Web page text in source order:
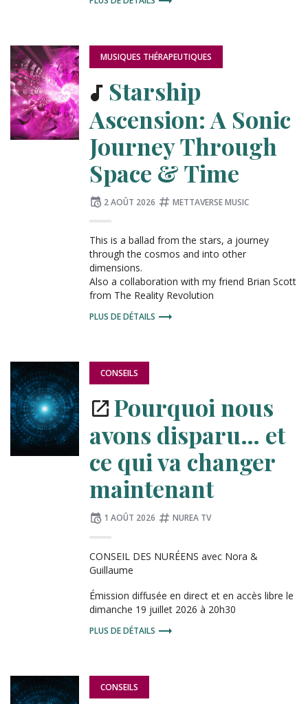
PUBLIÉ
DANS
MUSIQUES THÉRAPEUTIQUES
Starship
Ascension: A Sonic
Journey Through
Space & Time
Publié
2 AOÛT 2026
Tagué
METTAVERSE MUSIC
This is a ballad from the stars, a journey
through the cosmos and into other
dimensions.
Also a collaboration with my friend Brian Scott
from The Reality Revolution
PLUS DE DÉTAILS
PUBLIÉ
CONSEILS
Pourquoi nous
avons disparu… et
ce qui va changer
maintenant
Publié
1 AOÛT 2026
Tagué
NUREA TV
CONSEIL DES NURÉENS avec Nora &
Guillaume
Émission diffusée en direct et en accès libre le
dimanche 19 juillet 2026 à 20h30
PLUS DE DÉTAILS
PUBLIÉ
CONSEILS